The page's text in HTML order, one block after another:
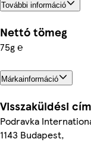
További információ
Nettó tömeg
75g ℮
Márkainformáció
Visszaküldési cím
Podravka
1143 Budapest,